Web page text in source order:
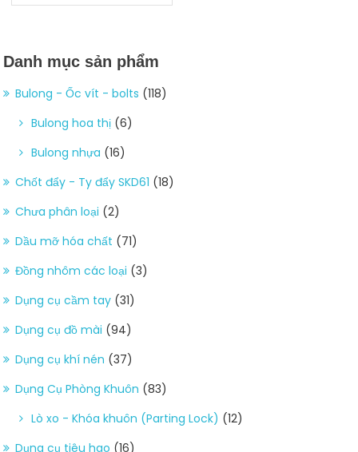
Danh mục sản phẩm
Bulong - Ốc vít - bolts (118)
Bulong hoa thị (6)
Bulong nhựa (16)
Chốt đẩy - Ty đẩy SKD61 (18)
Chưa phân loại (2)
Dầu mỡ hóa chất (71)
Đồng nhôm các loại (3)
Dụng cụ cầm tay (31)
Dụng cụ đồ mài (94)
Dụng cụ khí nén (37)
Dụng Cụ Phòng Khuôn (83)
Lò xo - Khóa khuôn (Parting Lock) (12)
Dụng cụ tiêu hao (16)